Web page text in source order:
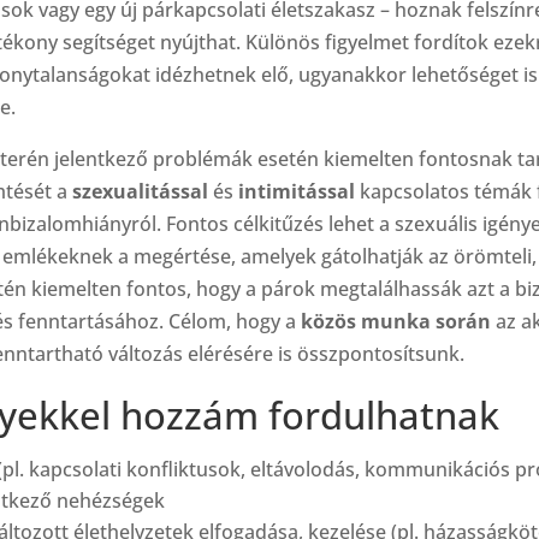
vagy egy új párkapcsolati életszakasz – hoznak
segítséget nyújthat. Különös figyelmet fordítok
idézhetnek elő, ugyanakkor lehetőséget
jelentkező problémák esetén kiemelten fontosnak
aszexualitással és intimitással kapcsolatos
Fontos célkitűzés lehet a szexuális
a megértése, amelyek gátolhatják az
kiemelten fontos, hogy a párok megtalálhassák azt a
fenntartásához. Célom, hogy a közös munka során az
változás elérésére is összpontosítsunk.
hozzám fordulhatnak
kapcsolati konfliktusok, eltávolodás, kommunikációs
nehézségek
élethelyzetek elfogadása, kezelése (pl.